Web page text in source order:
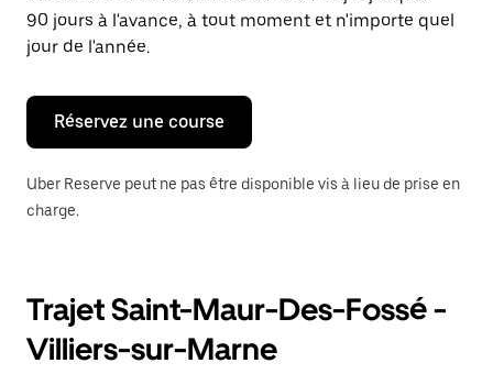
sur
la
touche
pour
fermer
calendrier.
90 jours à l'avance, à tout moment et n'importe quel
jour de l'année.
Réservez une course
Uber Reserve peut ne pas être disponible vis à lieu de prise en
charge.
Trajet Saint-Maur-Des-Fossé -
Villiers-sur-Marne